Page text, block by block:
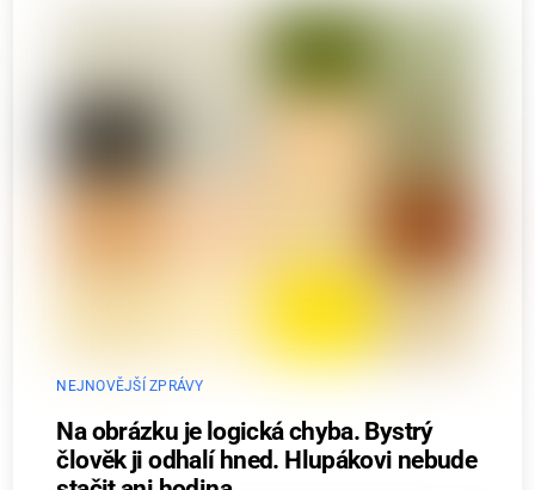
NEJNOVĚJŠÍ ZPRÁVY
Na obrázku je logická chyba. Bystrý
člověk ji odhalí hned. Hlupákovi nebude